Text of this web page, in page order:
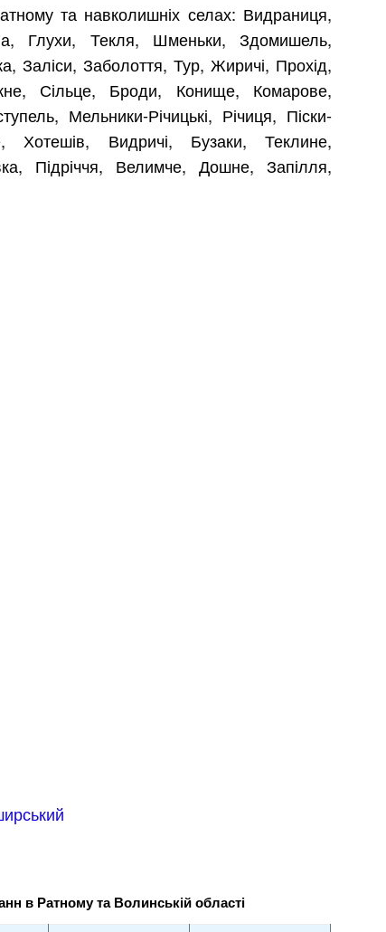
та навколишніх селах: Видраниця,
Глухи, Текля, Шменьки, Здомишель,
Заліси, Заболоття, Тур, Жиричі, Прохід,
Сільце, Броди, Конище, Комарове,
Мельники-Річицькі, Річиця, Піски-
Хотешів, Видричі, Бузаки, Теклине,
Підріччя, Велимче, Дошне, Запілля,
в Ратному та Волинській області